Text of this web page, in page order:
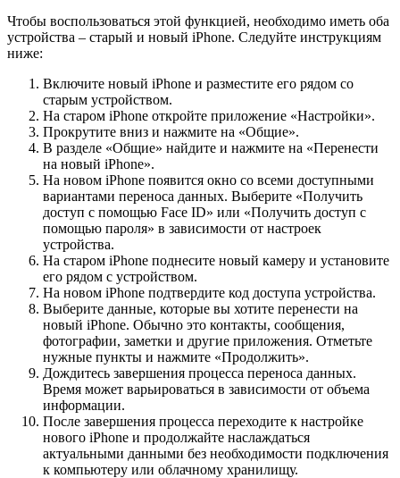
Чтобы воспользоваться этой функцией, необходимо иметь оба
устройства – старый и новый iPhone. Следуйте инструкциям
ниже:
Включите новый iPhone и разместите его рядом со
старым устройством.
На старом iPhone откройте приложение «Настройки».
Прокрутите вниз и нажмите на «Общие».
В разделе «Общие» найдите и нажмите на «Перенести
на новый iPhone».
На новом iPhone появится окно со всеми доступными
вариантами переноса данных. Выберите «Получить
доступ с помощью Face ID» или «Получить доступ с
помощью пароля» в зависимости от настроек
устройства.
На старом iPhone поднесите новый камеру и установите
его рядом с устройством.
На новом iPhone подтвердите код доступа устройства.
Выберите данные, которые вы хотите перенести на
новый iPhone. Обычно это контакты, сообщения,
фотографии, заметки и другие приложения. Отметьте
нужные пункты и нажмите «Продолжить».
Дождитесь завершения процесса переноса данных.
Время может варьироваться в зависимости от объема
информации.
После завершения процесса переходите к настройке
нового iPhone и продолжайте наслаждаться
актуальными данными без необходимости подключения
к компьютеру или облачному хранилищу.